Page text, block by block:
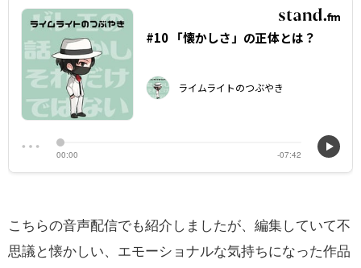
こちらの音声配信でも紹介しましたが、編集していて不
思議と懐かしい、エモーショナルな気持ちになった作品